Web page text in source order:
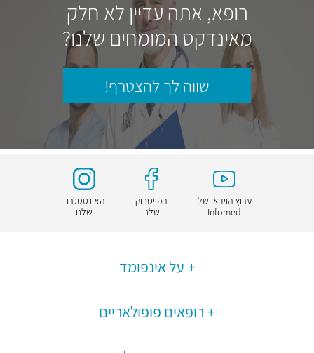
רופא, אתה עדיין לא חלק
מאינדקס המומחים שלנו?
שווה לך להצטרף!
ערוץ הוידאו של
Infomed
הפייסבוק
שלנו
האינסטגרם
שלנו
על אינפומד
רופאים פופולאריים